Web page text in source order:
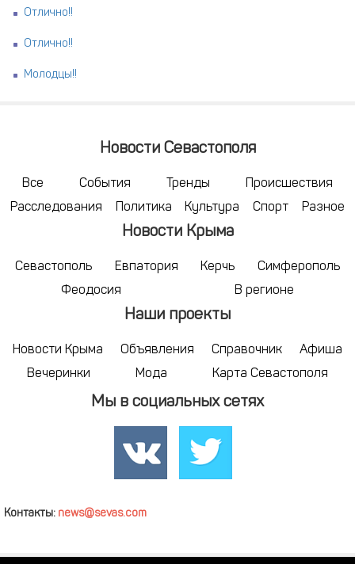
Отлично!!
Отлично!!
Молодцы!!
Новости Севастополя
Все События Тренды
Происшествия
Расследования
Политика Культура Спорт Разное
Новости Крыма
Севастополь Евпатория Керчь
Симферополь
Феодосия
В регионе
Наши проекты
Новости Крыма Объявления Справочник
Афиша
Вечеринки
Мода Карта Севастополя
Мы в социальных сетях
Контакты: news@sevas.com